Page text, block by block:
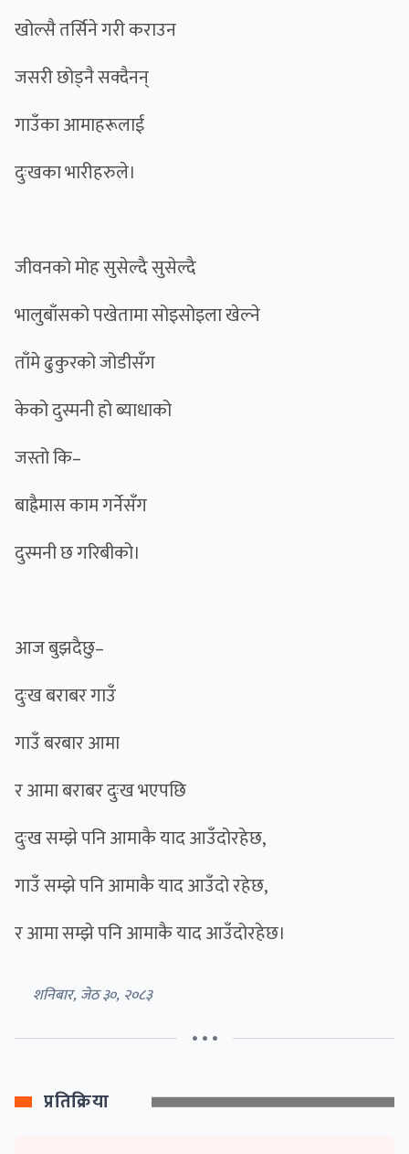
खोल्सै तर्सिने गरी कराउन
जसरी छोड्नै सक्दैनन्
गाउँका आमाहरूलाई
दुःखका भारीहरुले।
जीवनको मोह सुसेल्दै सुसेल्दै
भालुबाँसको पखेतामा सोइसोइला खेल्ने
ताँमे ढुकुरको जोडीसँग
केको दुस्मनी हो ब्याधाको
जस्तो कि–
बाह्रैमास काम गर्नेसँग
दुस्मनी छ गरिबीको।
आज बुझदैछु–
दुःख बराबर गाउँ
गाउँ बरबार आमा
र आमा बराबर दुःख भएपछि
दुःख सम्झे पनि आमाकै याद आउँदोरहेछ,
गाउँ सम्झे पनि आमाकै याद आउँदो रहेछ,
र आमा सम्झे पनि आमाकै याद आउँदोरहेछ।
शनिबार, जेठ ३०, २०८३
• • •
प्रतिक्रिया